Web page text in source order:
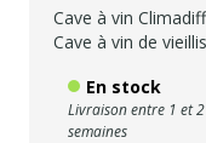
Cave à vin
Cave à vin de
En stock
Livraison entre 1 et 2
semaines